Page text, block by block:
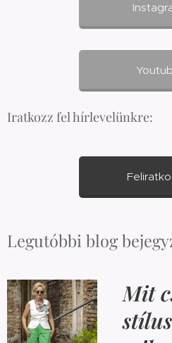
Iratkozz fel hírlevelünkre:
Legutóbbi blog
Mit